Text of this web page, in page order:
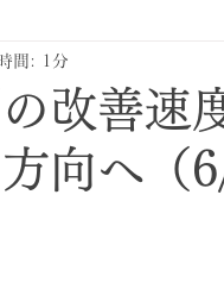
改善速
向へ（
間: 1分